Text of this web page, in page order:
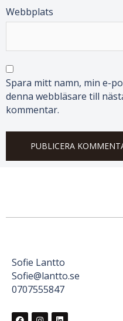
Webbplats
Spara mitt namn, min e-
denna webbläsare till
kommentar.
Sofie Lantto
Sofie@lantto.se
0707555847